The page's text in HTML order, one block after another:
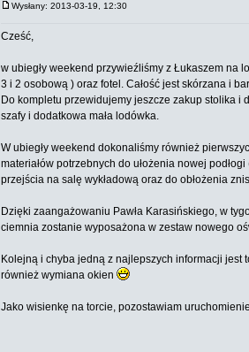
Wysłany: 2013-03-19, 12:30
Cześć,
w ubiegły weekend przywieźliśmy z Łukaszem na
3 i 2 osobową ) oraz fotel. Całość jest skórzana i
Do kompletu przewidujemy jeszcze zakup stolika i
szafy i dodatkowa mała lodówka.
W ubiegły weekend dokonaliśmy również
materiałów potrzebnych do ułożenia nowej
przejścia na salę wykładową oraz do obłożenia
Dzięki zaangażowaniu Pawła Karasińskiego, w
ciemnia zostanie wyposażona w zestaw nowego
Kolejną i chyba jedną z najlepszych informacji jest
również wymiana okien
Jako wisienkę na torcie, pozostawiam